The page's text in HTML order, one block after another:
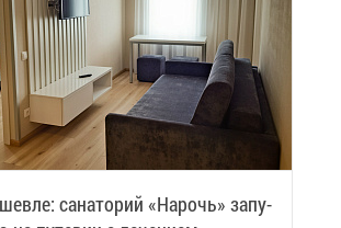
са­на­то­рий «На­рочь» за­пу­